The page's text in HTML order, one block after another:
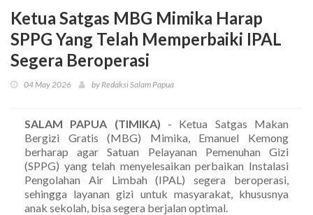
Ketua Satgas MBG Mimika Harap
SPPG Yang Telah Memperbaiki IPAL
Segera Beroperasi
04 May 2026 by Redaksi Salam Papua
SALAM PAPUA (TIMIKA) - Ketua Satgas Makan
Bergizi Gratis (MBG) Mimika, Emanuel Kemong
berharap agar Satuan Pelayanan Pemenuhan Gizi
(SPPG) yang telah menyelesaikan perbaikan Instalasi
Pengolahan Air Limbah (IPAL) segera beroperasi,
sehingga layanan gizi untuk masyarakat, khususnya
anak sekolah, bisa segera berjalan optimal.